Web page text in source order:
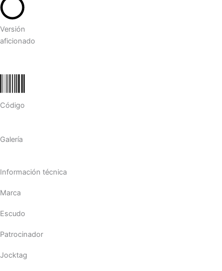
Versión
aficionado
Código
Galería
Información técnica
Marca
Escudo
Patrocinador
Jocktag